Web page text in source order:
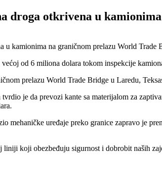
droga otkrivena u
od 6 miliona dolara tokom inspekcije
prelazu World Trade Bridge u Laredu,
je da prevozi kante sa materijalom za
mehaničke uređaje preko granice zapravo je
liniji koji obezbeđuju sigurnost i dobrobit naših